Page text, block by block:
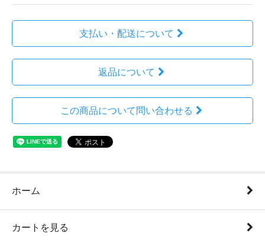
支払い・配送について
返品について
この商品について問い合わせる
ホーム
カートを見る